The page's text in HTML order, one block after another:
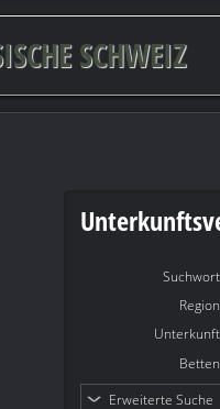
SCHWEIZ
Suchwort
Erweiterte Suche